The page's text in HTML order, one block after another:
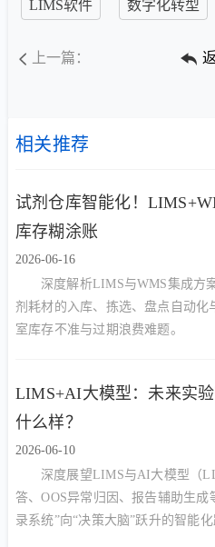
LIMS软件 数字化转型
上一篇：
相关推荐
试剂仓库智能化！
库存糊涂账
2026-06-16
深度解析LIMS与WMS集成方
剂耗材的入库、拣选、盘点自动
室库存不准与过期浪费难题。
LIMS+AI大模型：未来实
什么样？
2026-06-10
深度展望LIMS与AI大模型（
答、OOS异常归因、报告辅助生成
录系统”向“决策大脑”跃升的智能化